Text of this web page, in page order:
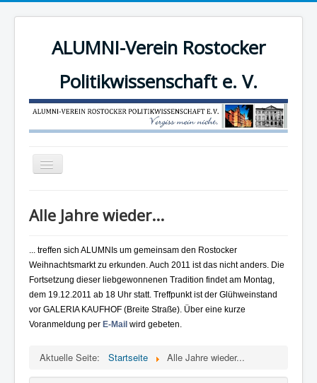
ALUMNI-Verein Rostocker
Politikwissenschaft e. V.
Navigation
Der Verein
Angebote
Mitgliederbereich
Mitglied werden!
Kontakt und Impressum
Alle Jahre wieder...
... treffen sich ALUMNIs um gemeinsam den Rostocker
Weihnachtsmarkt zu erkunden. Auch 2011 ist das nicht anders. Die
Fortsetzung dieser liebgewonnenen Tradition findet am Montag,
dem 19.12.2011 ab 18 Uhr statt. Treffpunkt ist der Glühweinstand
vor GALERIA KAUFHOF (Breite Straße). Über eine kurze
Voranmeldung per E-Mail wird gebeten.
Aktuelle Seite: Startseite Alle Jahre wieder...